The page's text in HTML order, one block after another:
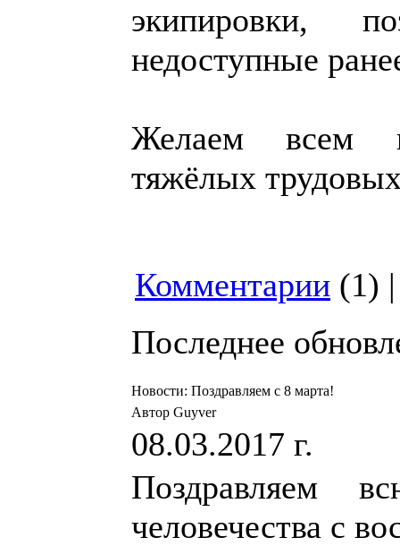
экипировки,
недоступные
Желаем всем
тяжёлых
Комментарии (1)
Последнее
Новости: Поздравляем с 8 марта!
Автор Guyver
08.03.2017 г.
Поздравляем
человечества с